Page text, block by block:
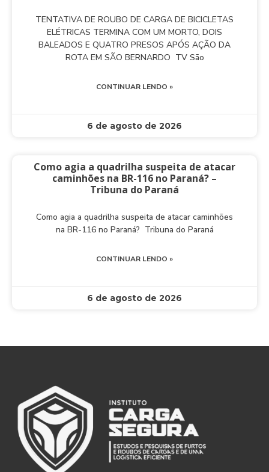
TENTATIVA DE ROUBO DE CARGA DE BICICLETAS
ELÉTRICAS TERMINA COM UM MORTO, DOIS
BALEADOS E QUATRO PRESOS APÓS AÇÃO DA
ROTA EM SÃO BERNARDO TV São
CONTINUAR LENDO »
6 de agosto de 2026
Como agia a quadrilha suspeita de atacar
caminhões na BR-116 no Paraná? –
Tribuna do Paraná
Como agia a quadrilha suspeita de atacar caminhões
na BR-116 no Paraná? Tribuna do Paraná
CONTINUAR LENDO »
6 de agosto de 2026